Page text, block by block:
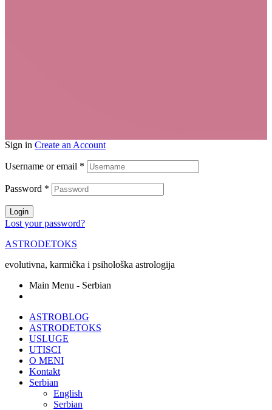
Sign in Create an Account
Username or email *
Password *
Login
Lost your password?
ASTRODETOKS
evolutivna, karmička i psihološka astrologija
Main Menu - Serbian
ASTROBLOG
ASTRODETOKS
USLUGE
UTISCI
O MENI
Kontakt
Serbian
English
Serbian